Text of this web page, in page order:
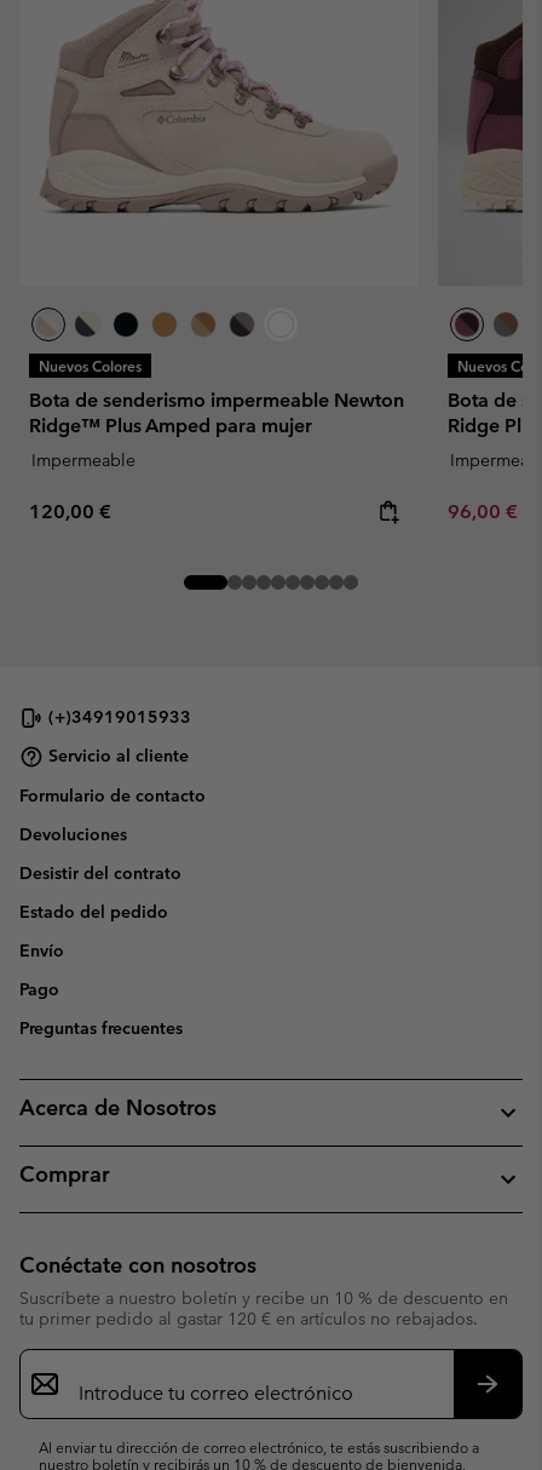
Nuevos Colores
Bota de senderismo impermeable Newton
Ridge™ Plus Amped para mujer
Impermeable
Regular price:
120,00 €
Nuevos
Bota de
Ridge
Minimum
96,00 €
(+)34919015933
Servicio al cliente
Formulario de contacto
Devoluciones
Desistir del contrato
Estado del pedido
Envío
Pago
Preguntas frecuentes
Acerca de Nosotros
Comprar
Conéctate con nosotros
Suscríbete a nuestro boletín y recibe un 10 % de descuento en
tu primer pedido al gastar 120 € en artículos no rebajados.
Suscripción
de
correo
Al enviar tu dirección de correo electrónico, te estás suscribiendo a
nuestro boletín y recibirás un 10 % de descuento de bienvenida.